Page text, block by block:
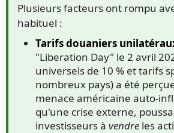
Plusieurs facteurs ont rompu
habituel :
Tarifs douaniers
"Liberation Day" le 2 avril
universels de 10 % et tarifs
nombreux pays) a été
menace américaine auto-
qu'une crise externe,
investisseurs à vendre les